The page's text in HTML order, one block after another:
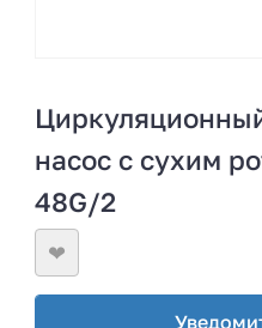
насос с сухим
48G/2
❤